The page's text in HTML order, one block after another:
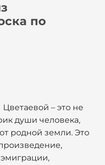
по
– это не
души человека,
родной земли. Это
эмиграции,